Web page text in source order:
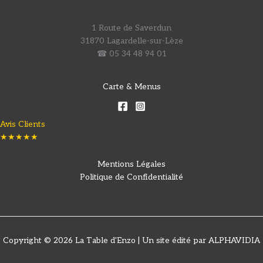
1 Route de Saverdun
31870 Lagardelle-sur-Lèze
☎ 05 34 48 94 01
Carte & Menus
Avis Clients
★★★★★
Mentions Légales
Politique de Confidentialité
Copyright © 2026 La Table d'Enzo | Un site édité par ALPHAVIDIA